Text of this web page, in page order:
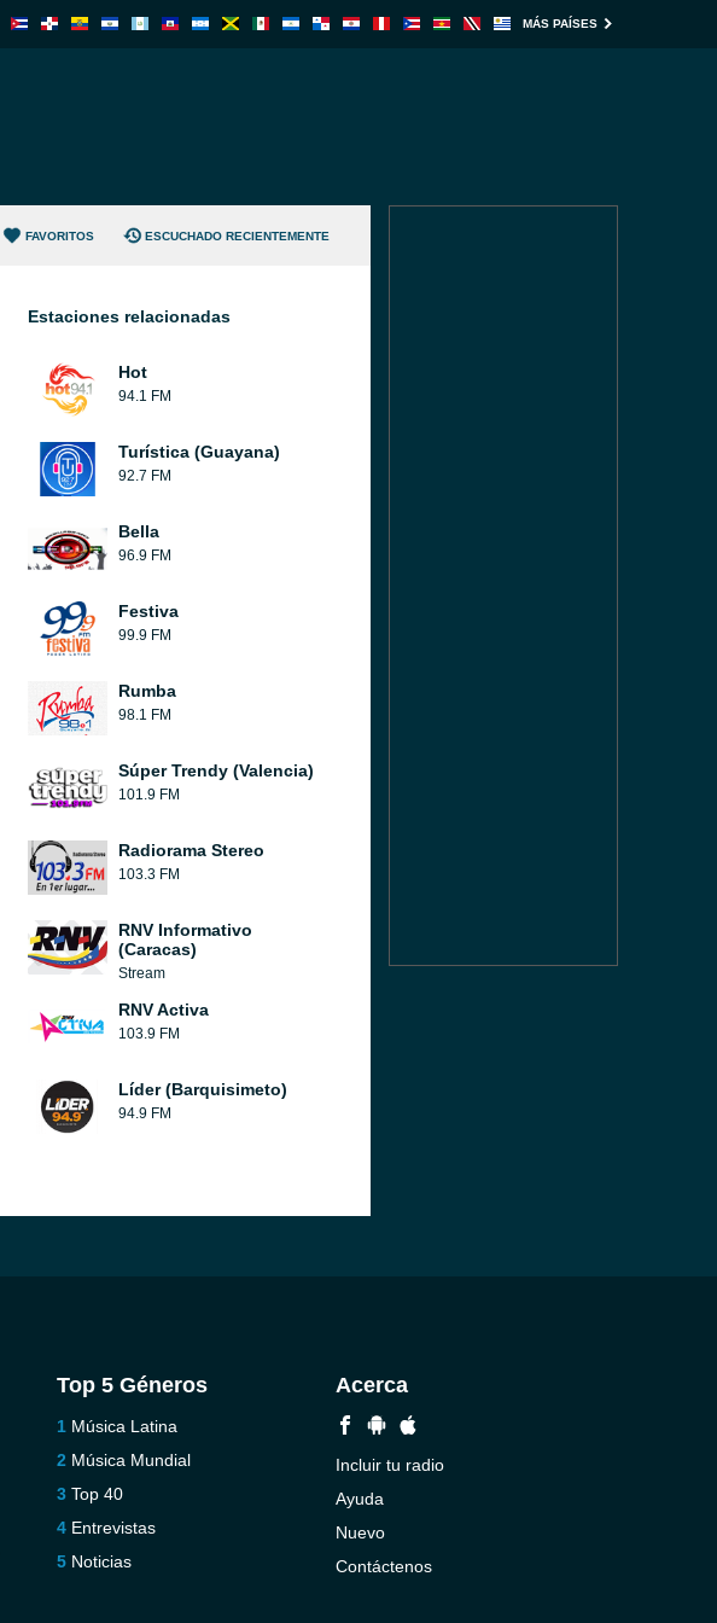
MÁS PAÍSES
FAVORITOS ESCUCHADO RECIENTEMENTE
Estaciones relacionadas
Hot
94.1 FM
Turística (Guayana)
92.7 FM
Bella
96.9 FM
Festiva
99.9 FM
Rumba
98.1 FM
Súper Trendy (Valencia)
101.9 FM
Radiorama Stereo
103.3 FM
RNV Informativo
(Caracas)
Stream
RNV Activa
103.9 FM
Líder (Barquisimeto)
94.9 FM
Top 5 Géneros
Música Latina
Música Mundial
Top 40
Entrevistas
Noticias
Acerca
Incluir tu radio
Ayuda
Nuevo
Contáctenos